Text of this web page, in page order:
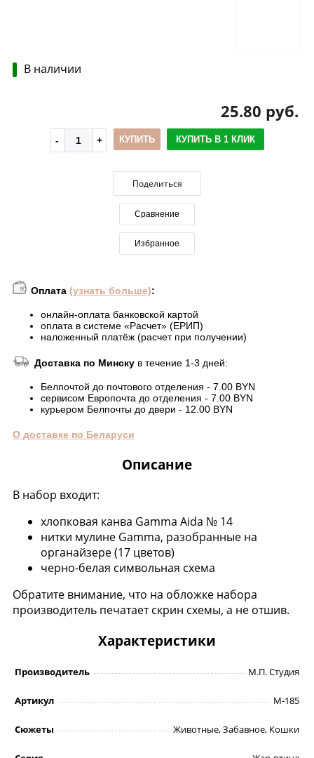
В наличии
25.80 руб.
КУПИТЬ КУПИТЬ В 1 КЛИК
Поделиться
Сравнение
Избранное
Оплата (узнать больше):
онлайн-оплата банковской картой
оплата в системе «Расчет» (ЕРИП)
наложенный платёж (расчет при получении)
Доставка по Минску в течение 1-3 дней:
Белпочтой до почтового отделения - 7.00 BYN
сервисом Европочта до отделения - 7.00 BYN
курьером Белпочты до двери - 12.00 BYN
О доставке по Беларуси
Описание
В набор входит:
хлопковая канва Gamma Aida № 14
нитки мулине Gamma, разобранные на
органайзере (17 цветов)
черно-белая символьная схема
Обратите внимание, что на обложке набора
производитель печатает скрин схемы, а не отшив.
Характеристики
Производитель М.П. Студия
Артикул М-185
Сюжеты Животные, Забавное, Кошки